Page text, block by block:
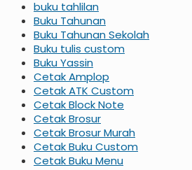
buku tahlilan
Buku Tahunan
Buku Tahunan Sekolah
Buku tulis custom
Buku Yassin
Cetak Amplop
Cetak ATK Custom
Cetak Block Note
Cetak Brosur
Cetak Brosur Murah
Cetak Buku Custom
Cetak Buku Menu